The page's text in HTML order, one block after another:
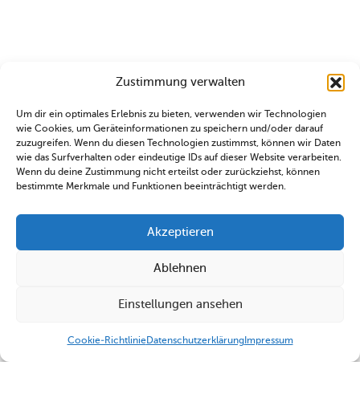
Zustimmung verwalten
Um dir ein optimales Erlebnis zu bieten, verwenden wir Technologien
wie Cookies, um Geräteinformationen zu speichern und/oder darauf
zuzugreifen. Wenn du diesen Technologien zustimmst, können wir Daten
wie das Surfverhalten oder eindeutige IDs auf dieser Website verarbeiten.
Wenn du deine Zustimmung nicht erteilst oder zurückziehst, können
bestimmte Merkmale und Funktionen beeinträchtigt werden.
Akzeptieren
Ablehnen
Einstellungen ansehen
Cookie-RichtlinieDatenschutzerklärungImpressum